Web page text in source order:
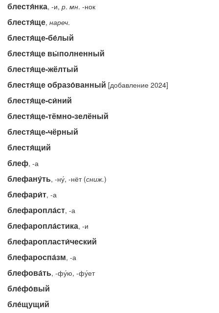
блестя́нка, -и, р. мн. -нок
блестя́ще, нареч.
блестя́ще-бе́лый
блестя́ще вы́полненный
блестя́ще-жёлтый
блестя́ще образо́ванный [добавление 2024]
блестя́ще-си́ний
блестя́ще-тёмно-зелёный
блестя́ще-чёрный
блестя́щий
блеф, -а
блефану́ть, -ну́, -нёт (сниж.)
блефари́т, -а
блефаропла́ст, -а
блефаропла́стика, -и
блефаропласти́ческий
блефароспа́зм, -а
блефова́ть, -фу́ю, -фу́ет
бле́фо́вый
бле́щущий